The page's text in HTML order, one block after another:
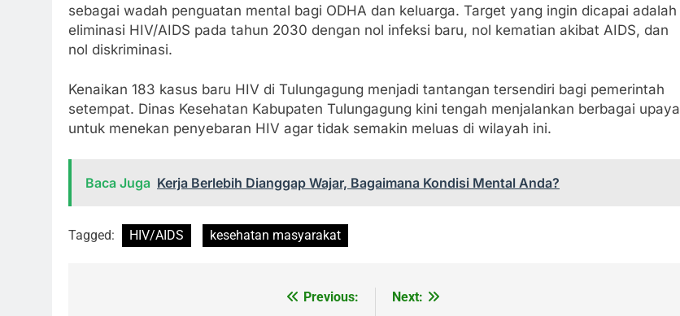
sebagai wadah penguatan mental bagi ODHA dan keluarga. Target yang ingin dicapai adalah
eliminasi HIV/AIDS pada tahun 2030 dengan nol infeksi baru, nol kematian akibat AIDS, dan
nol diskriminasi.
Kenaikan 183 kasus baru HIV di Tulungagung menjadi tantangan tersendiri bagi pemerintah
setempat. Dinas Kesehatan Kabupaten Tulungagung kini tengah menjalankan berbagai upaya
untuk menekan penyebaran HIV agar tidak semakin meluas di wilayah ini.
Baca Juga Kerja Berlebih Dianggap Wajar, Bagaimana Kondisi Mental Anda?
Tagged: HIV/AIDS kesehatan masyarakat
Previous:
Next: